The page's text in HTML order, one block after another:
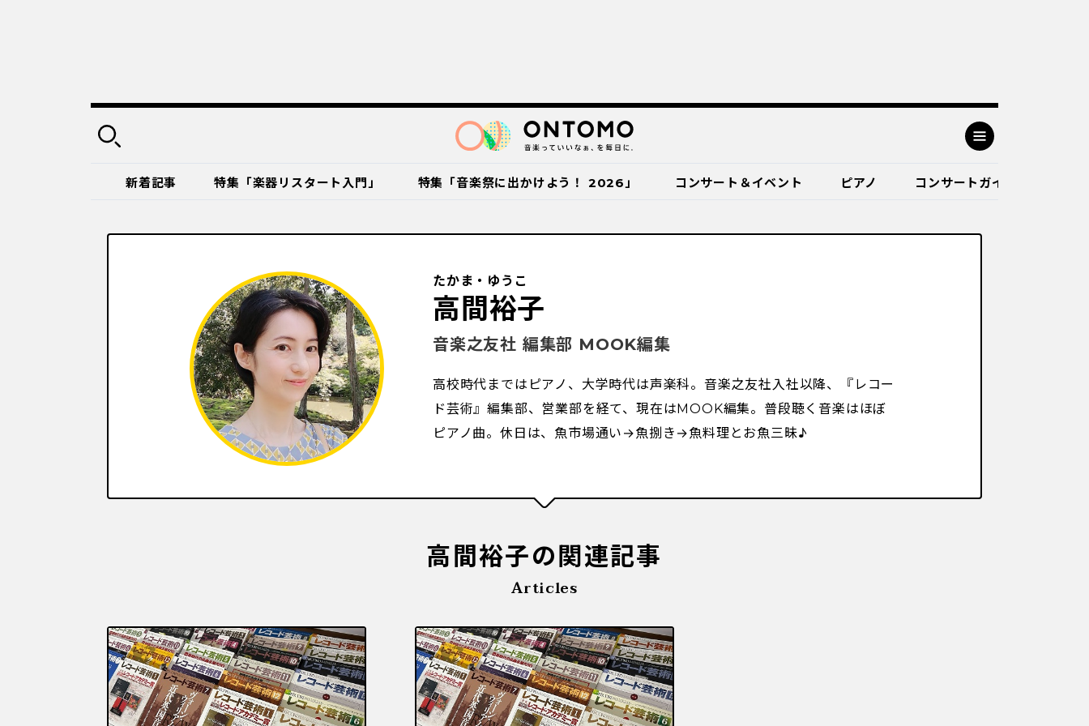
新着記事 特集「楽器リスタート入門」 特集「音楽祭に出かけよう！ 2026」 コンサート＆イベント ピアノ コンサートガイド
たかま・ゆうこ
高間裕子
音楽之友社 編集部 MOOK編集
高校時代まではピアノ、大学時代は声楽科。音楽之友社入社以降、『レコー
ド芸術』編集部、営業部を経て、現在はMOOK編集。普段聴く音楽はほぼ
ピアノ曲。休日は、魚市場通い→魚捌き→魚料理とお魚三昧♪
高間裕子の関連記事
Articles